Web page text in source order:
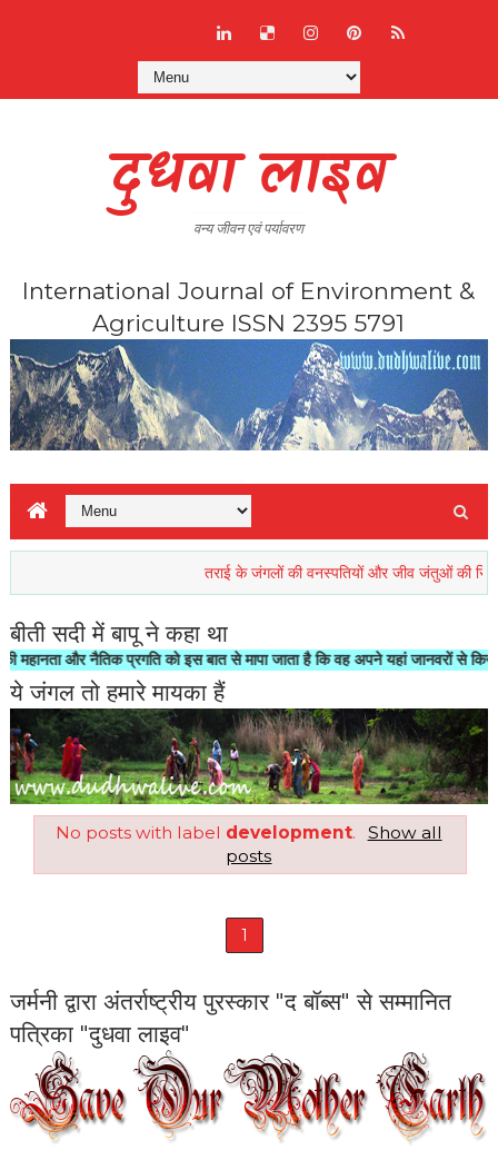
दुधवा लाइव
वन्य जीवन एवं पर्यावरण
International Journal of Environment &
Agriculture ISSN 2395 5791
तराई के जंगलों की वनस्पतियों और जीव जंतुओं की रिहाइश
बीती सदी में बापू ने कहा था
और नैतिक प्रगति को इस बात से मापा जाता है कि वह अपने यहां जानवरों से किस तरह
ये जंगल तो हमारे मायका हैं
No posts with label development.
Show all
posts
1
जर्मनी द्वारा अंतर्राष्ट्रीय पुरस्कार "द बॉब्स" से सम्मानित
पत्रिका "दुधवा लाइव"